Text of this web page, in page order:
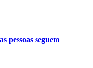
pessoas seguem